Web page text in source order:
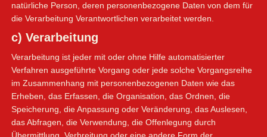
natürliche Person, deren personenbezogene Daten von dem für
die Verarbeitung Verantwortlichen verarbeitet werden.
c) Verarbeitung
Verarbeitung ist jeder mit oder ohne Hilfe automatisierter
Verfahren ausgeführte Vorgang oder jede solche Vorgangsreihe
im Zusammenhang mit personenbezogenen Daten wie das
Erheben, das Erfassen, die Organisation, das Ordnen, die
Speicherung, die Anpassung oder Veränderung, das Auslesen,
das Abfragen, die Verwendung, die Offenlegung durch